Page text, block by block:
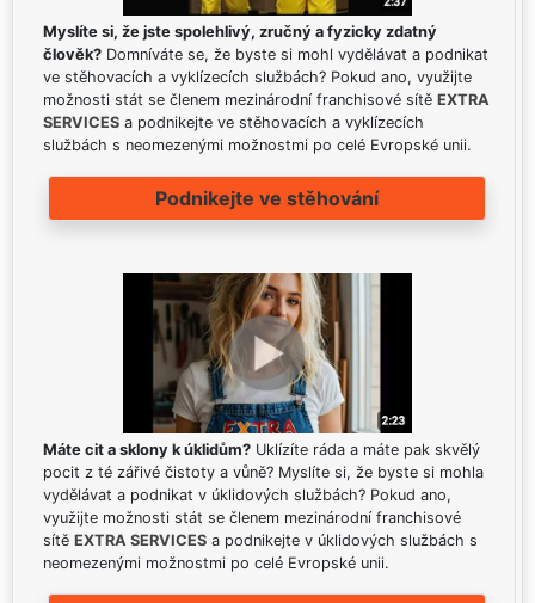
Myslíte si, že jste spolehlivý, zručný a fyzicky zdatný
člověk? Domníváte se, že byste si mohl vydělávat a podnikat
ve stěhovacích a vyklízecích službách? Pokud ano, využijte
možnosti stát se členem mezinárodní franchisové sítě EXTRA
SERVICES a podnikejte ve stěhovacích a vyklízecích
službách s neomezenými možnostmi po celé Evropské unii.
Podnikejte ve stěhování
Máte cit a sklony k úklidům? Uklízíte ráda a máte pak skvělý
pocit z té zářivé čistoty a vůně? Myslíte si, že byste si mohla
vydělávat a podnikat v úklidových službách? Pokud ano,
využijte možnosti stát se členem mezinárodní franchisové
sítě EXTRA SERVICES a podnikejte v úklidových službách s
neomezenými možnostmi po celé Evropské unii.